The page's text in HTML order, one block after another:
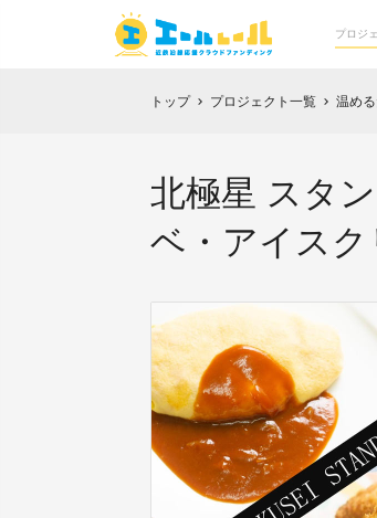
トップ chevron_right プロジェクト一覧 chevron_right 温め
北極星 スタ
ベ・アイスク